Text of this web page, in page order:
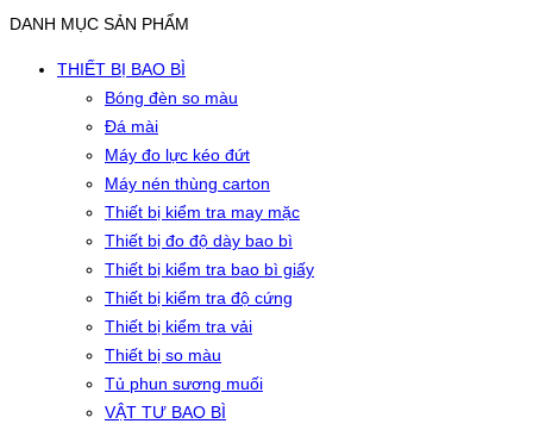
DANH MỤC SẢN PHẨM
THIẾT BỊ BAO BÌ
Bóng đèn so màu
Đá mài
Máy đo lực kéo đứt
Máy nén thùng carton
Thiết bị kiểm tra may mặc
Thiết bị đo độ dày bao bì
Thiết bị kiểm tra bao bì giấy
Thiết bị kiểm tra độ cứng
Thiết bị kiểm tra vải
Thiết bị so màu
Tủ phun sương muối
VẬT TƯ BAO BÌ